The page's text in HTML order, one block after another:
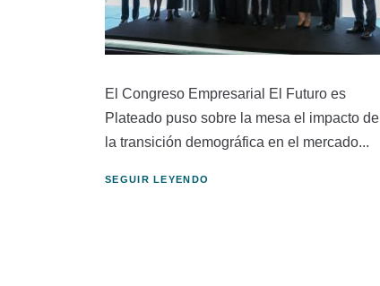
El Congreso Empresarial El Futuro es
Plateado puso sobre la mesa el impacto de
la transición demográfica en el mercado...
SEGUIR LEYENDO